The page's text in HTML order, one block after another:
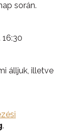
során.
16:30
álljuk, illetve
.